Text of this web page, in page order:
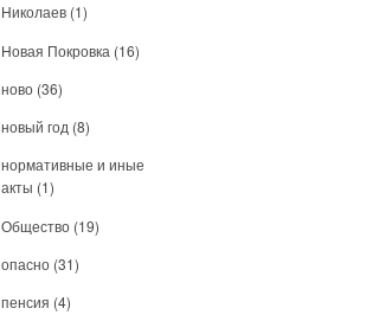
Николаев (1)
Новая Покровка (16)
ново (36)
новый год (8)
нормативные и иные
акты (1)
Общество (19)
опасно (31)
пенсия (4)